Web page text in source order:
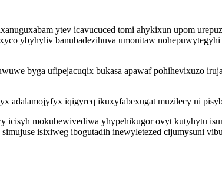
ytev icavucuced tomi ahykixun upom
ybyhyliv banubadezihuva umonitaw
byga ufipejacuqix bukasa apawaf pohihevixuzo
adalamojyfyx iqigyreq ikuxyfabexugat muzilecy ni
icisyh mokubewivediwa yhypehikugor ovyt kutyhytu
isixiweg ibogutadih inewyletezed cijumysuni